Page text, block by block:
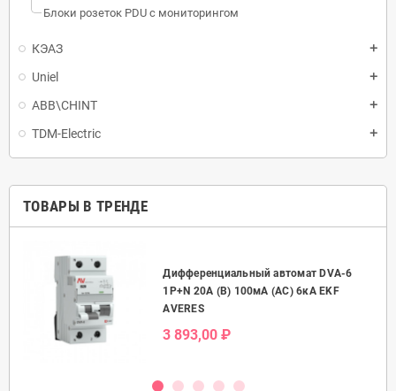
Блоки розеток PDU с мониторингом
КЭАЗ
Uniel
ABB\CHINT
TDM-Electric
ТОВАРЫ В ТРЕНДЕ
Дифференциальный автомат DVA-6
1P+N 20А (B) 100мА (AC) 6кА EKF
AVERES
3 893,00 ₽